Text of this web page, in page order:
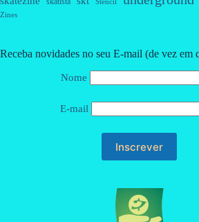
Stencil
Zines
Receba novidades no seu E-mail (de vez em
Nome
E-mail